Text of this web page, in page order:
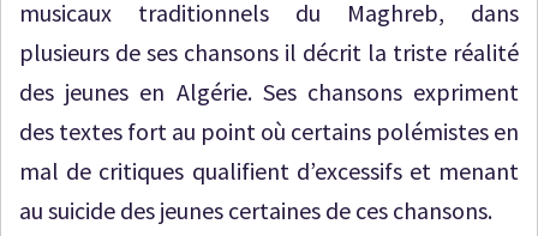
musicaux traditionnels du Maghreb, dans
plusieurs de ses chansons il décrit la triste réalité
des jeunes en Algérie. Ses chansons expriment
des textes fort au point où certains polémistes en
mal de critiques qualifient d’excessifs et menant
au suicide des jeunes certaines de ces chansons.